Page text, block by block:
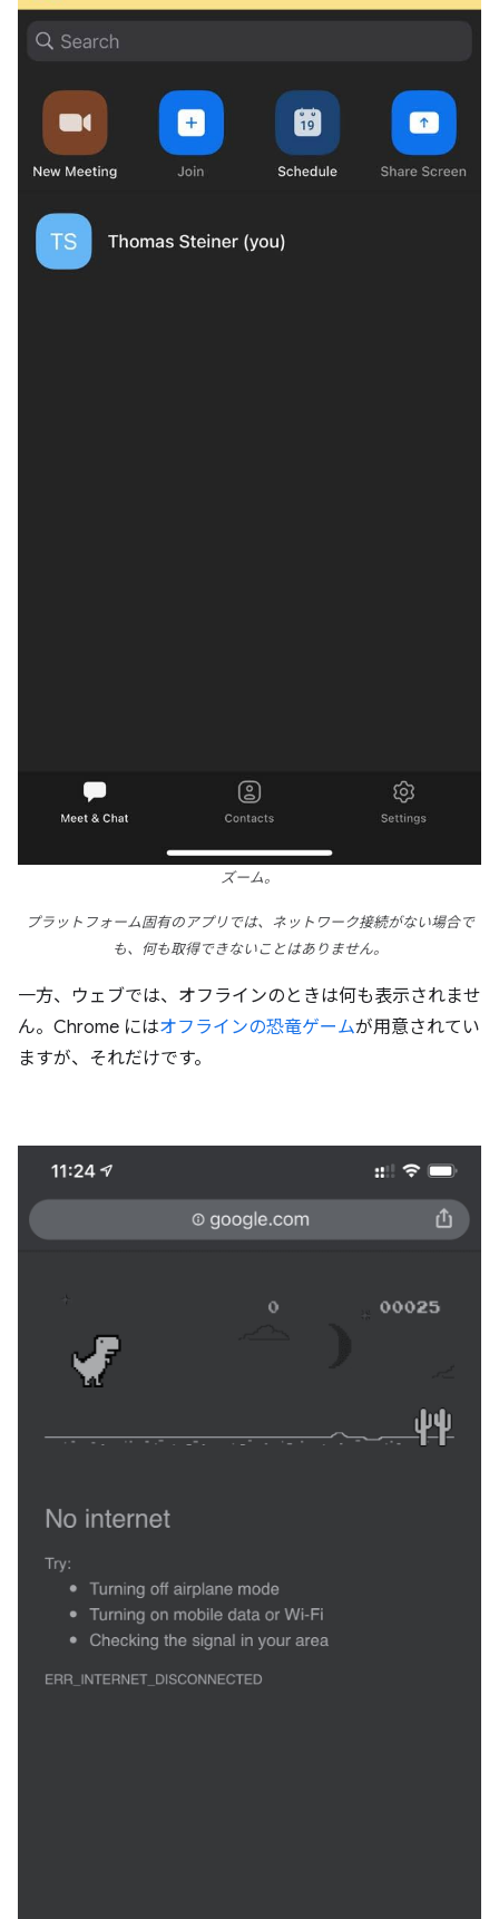
ズーム。
プラットフォーム固有のアプリでは、ネットワーク接続がない場合で
も、何も取得できないことはありません。
一方、ウェブでは、オフラインのときは何も表示されませ
ん。Chrome にはオフラインの恐竜ゲームが用意されてい
ますが、それだけです。